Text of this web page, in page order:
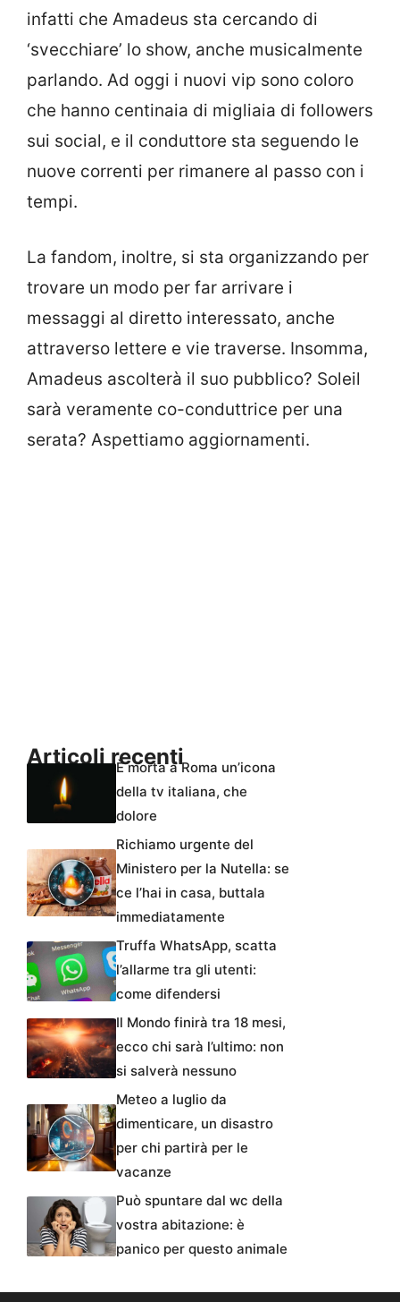
infatti che Amadeus sta cercando di
‘svecchiare’ lo show, anche musicalmente
parlando. Ad oggi i nuovi vip sono coloro
che hanno centinaia di migliaia di followers
sui social, e il conduttore sta seguendo le
nuove correnti per rimanere al passo con i
tempi.
La fandom, inoltre, si sta organizzando per
trovare un modo per far arrivare i
messaggi al diretto interessato, anche
attraverso lettere e vie traverse. Insomma,
Amadeus ascolterà il suo pubblico? Soleil
sarà veramente co-conduttrice per una
serata? Aspettiamo aggiornamenti.
Articoli recentiÈ morta a Roma un’icona
della tv italiana, che
dolore
Richiamo urgente del
Ministero per la Nutella: se
ce l’hai in casa, buttala
immediatamente
Truffa WhatsApp, scatta
l’allarme tra gli utenti:
come difendersi
Il Mondo finirà tra 18 mesi,
ecco chi sarà l’ultimo: non
si salverà nessuno
Meteo a luglio da
dimenticare, un disastro
per chi partirà per le
vacanze
Può spuntare dal wc della
vostra abitazione: è
panico per questo animale